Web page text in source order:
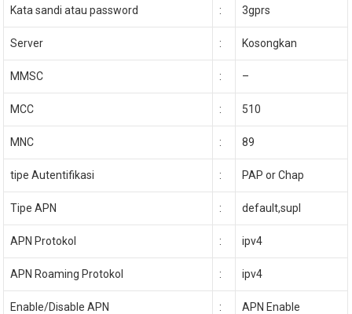
Kata sandi atau password : 3gprs
Server : Kosongkan
MMSC : –
MCC : 510
MNC : 89
tipe Autentifikasi : PAP or Chap
Tipe APN : default,supl
APN Protokol : ipv4
APN Roaming Protokol : ipv4
Enable/Disable APN : APN Enable